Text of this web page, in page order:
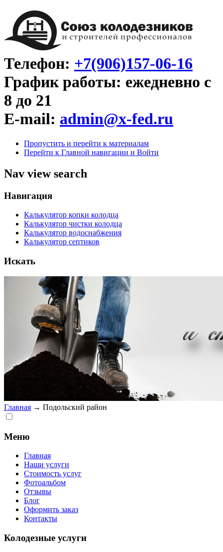
Телефон: +7(906)157-06-16
График работы: ежедневно с
8 до 21
E-mail: admin@x-fed.ru
Пропустить и перейти к материалам
Перейти к Главной навигации и Войти
Nav view search
Навигация
Калькулятор копки колодца
Калькулятор чистки колодца
Калькулятор водоснабжения
Калькулятор септиков
Искать
Главная → Подольский район
Меню
Главная
Наши услуги
Стоимость услуг
Фотоальбом
Отзывы
Блог
Оформить заказ
Контакты
Колодезные услуги